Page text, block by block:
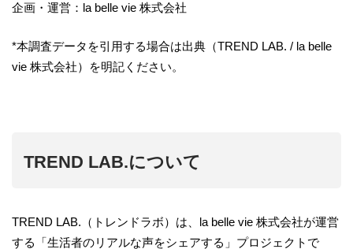
企画・運営：la belle vie 株式会社
*本調査データを引用する場合は出典（TREND LAB. / la belle
vie 株式会社）を明記ください。
TREND LAB.について
TREND LAB.（トレンドラボ）は、la belle vie 株式会社が運営
する「生活者のリアルな声をシェアする」プロジェクトで